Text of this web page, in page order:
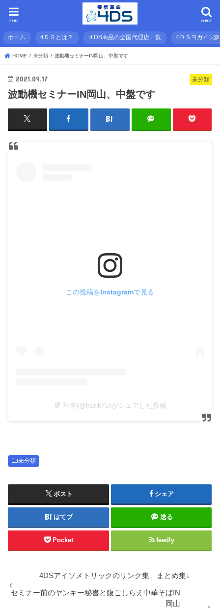
search
menu
ホーム 4ＤＳとは？ ４DS商品の全国代理店一覧 4ＤＳヨガイン
HOME 未分類 波動機セミナーIN岡山、中盤です
未分類
2021.09.17
波動機セミナーIN岡山、中盤です
この投稿をInstagramで見る
堀 和夫(@horik75)がシェアした投稿
未分類
ポスト シェア
はてブ 送る
Pocket feedly
4DSアイソメトリックのリンク集、まとめ集↓
セミナー前のヤンキー秘書と腹ごしらえ中華そばIN
岡山